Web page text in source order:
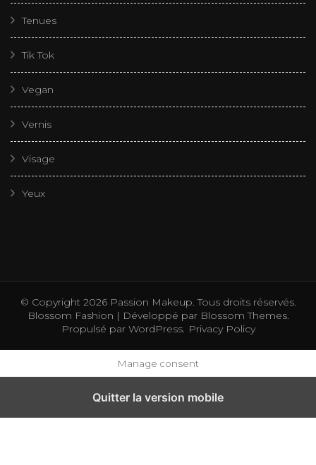
Tenues
Tik Tok
Vegan
Vernis
Visage
Yeux
© Copyright 2026 Passion Makeup. Tous droits réservés.
Blossom Fashion | Développé parBlossom Themes.
Propulsé par WordPress. Privacy Policy
Manage consent
Quitter la version mobile